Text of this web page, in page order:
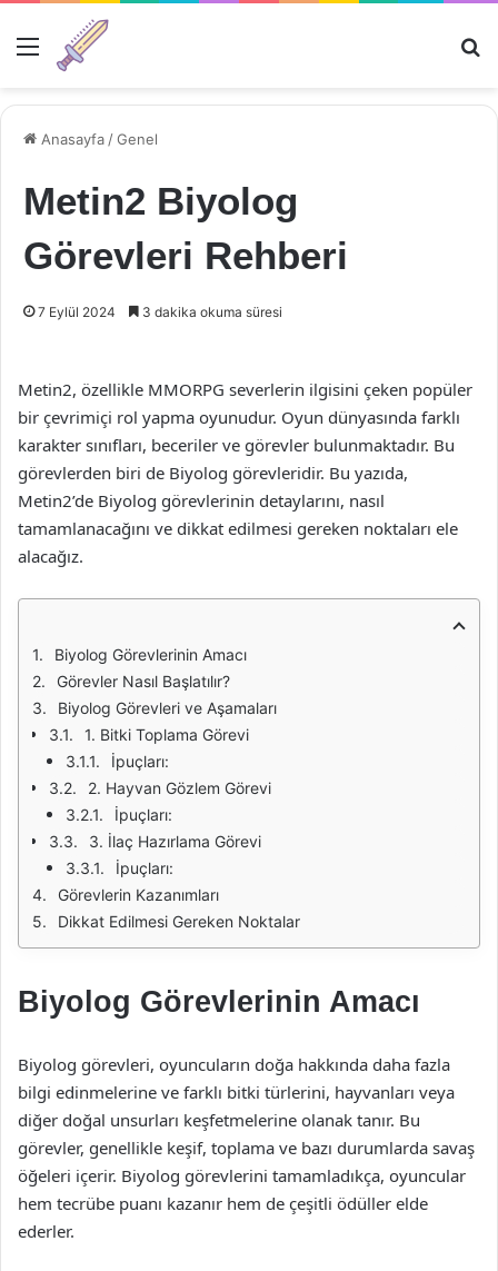
Menü
Anasayfa /Genel
Metin2 Biyolog
Görevleri Rehberi
7 Eylül 2024 3 dakika okuma süresi
Metin2, özellikle MMORPG severlerin ilgisini çeken popüler
bir çevrimiçi rol yapma oyunudur. Oyun dünyasında farklı
karakter sınıfları, beceriler ve görevler bulunmaktadır. Bu
görevlerden biri de Biyolog görevleridir. Bu yazıda,
Metin2’de Biyolog görevlerinin detaylarını, nasıl
tamamlanacağını ve dikkat edilmesi gereken noktaları ele
alacağız.
Biyolog Görevlerinin Amacı
Görevler Nasıl Başlatılır?
Biyolog Görevleri ve Aşamaları
1. Bitki Toplama Görevi
İpuçları:
2. Hayvan Gözlem Görevi
İpuçları:
3. İlaç Hazırlama Görevi
İpuçları:
Görevlerin Kazanımları
Dikkat Edilmesi Gereken Noktalar
Biyolog Görevlerinin Amacı
Biyolog görevleri, oyuncuların doğa hakkında daha fazla
bilgi edinmelerine ve farklı bitki türlerini, hayvanları veya
diğer doğal unsurları keşfetmelerine olanak tanır. Bu
görevler, genellikle keşif, toplama ve bazı durumlarda savaş
öğeleri içerir. Biyolog görevlerini tamamladıkça, oyuncular
hem tecrübe puanı kazanır hem de çeşitli ödüller elde
ederler.